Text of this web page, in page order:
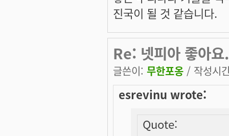
진국이 될 것 같습니다.
Re: 넷피아 좋아요.
글쓴이: 무한포옹 / 작성시
esrevinu wrote:
Quote: